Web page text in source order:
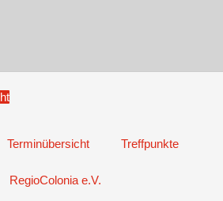
Terminübersicht Treffpunkte
RegioColonia e.V.